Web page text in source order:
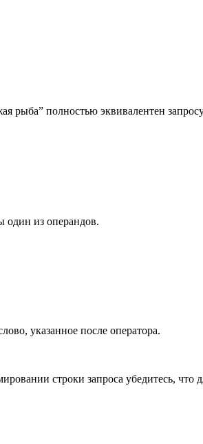
рыба” полностью эквивалентен
один из операндов.
указанное после оператора.
строки запроса убедитесь,